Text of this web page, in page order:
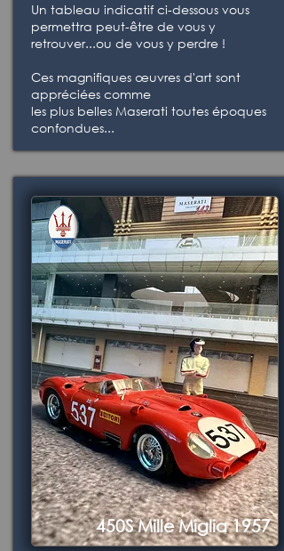
Un tableau indicatif ci-dessous vous
permettra peut-être de vous y
retrouver...ou de vous y perdre !
Ces magnifiques œuvres d'art sont
appréciées comme
les plus belles Maserati toutes époques
confondues...
450S Mille Miglia 1957